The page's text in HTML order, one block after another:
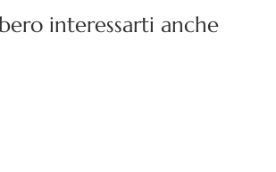
interessarti anche